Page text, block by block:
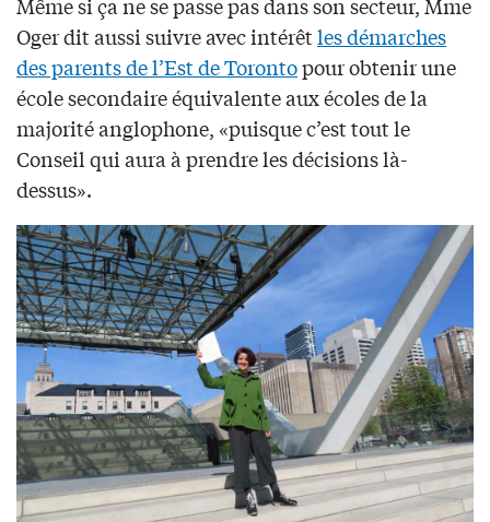
Oger dit aussi suivre avec intérêtles démarches
des parents de l’Est de Torontopour obtenir une
école secondaire équivalente aux écoles de la
majorité anglophone, «puisque c’est tout le
Conseil qui aura à prendre les décisions là-
dessus».